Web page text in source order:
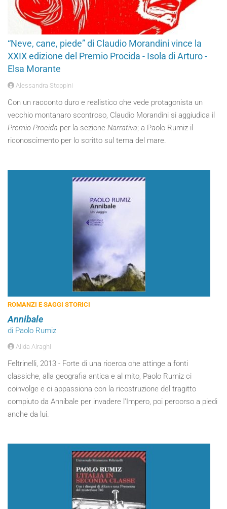
“Neve, cane, piede” di Claudio Morandini vince la
XXIX edizione del Premio Procida - Isola di Arturo -
Elsa Morante
Alessandra Stoppini
Con un racconto duro e realistico che vede protagonista un
vecchio montanaro scontroso, Claudio Morandini si aggiudica il
Premio Procida per la sezione Narrativa; a Paolo Rumiz il
riconoscimento per lo scritto sul tema del mare.
ROMANZI E SAGGI STORICI
Annibale
di Paolo Rumiz
Alida Airaghi
Feltrinelli, 2013 - Forte di una ricerca che attinge a fonti
classiche, alla geografia antica e al mito, Paolo Rumiz ci
coinvolge e ci appassiona con la ricostruzione del tragitto
compiuto da Annibale per invadere l’Impero, poi percorso a piedi
anche da lui.